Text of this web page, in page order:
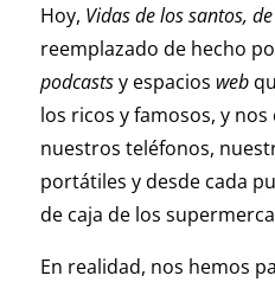
Hoy, Vidas de los santos,
reemplazado de hecho
podcastsy espacios web
los ricos y famosos, y
nuestros teléfonos,
portátiles y desde cada
de caja de los
En realidad, nos hemos